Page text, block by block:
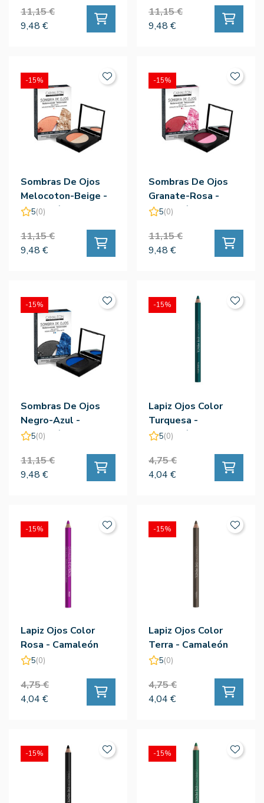
11,15 €
9,48 €
11,15 €
9,48 €
Sombras De Ojos
Melocoton-Beige -
Camaleón
5(0)
11,15 €
9,48 €
-15%
Sombras De Ojos
Granate-Rosa -
Camaleón
5(0)
11,15 €
9,48 €
-15%
Sombras De Ojos
Negro-Azul -
Camaleón
5(0)
11,15 €
9,48 €
-15%
Lapiz Ojos Color
Turquesa -
Camaleón
5(0)
4,75 €
4,04 €
-15%
Lapiz Ojos Color
Rosa - Camaleón
5(0)
4,75 €
4,04 €
-15%
Lapiz Ojos Color
Terra - Camaleón
5(0)
4,75 €
4,04 €
-15%
-15% -15%